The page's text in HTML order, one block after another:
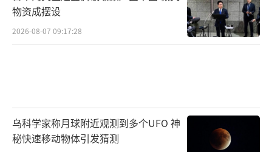
物资成摆设
2026-08-07 09:17:28
乌科学家称月球附近观测到多个UFO 神
秘快速移动物体引发猜测